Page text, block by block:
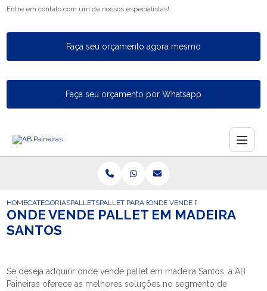
Entre em contato com um de nossos especialistas!
Faça seu orçamento agora mesmo
Faça seu orçamento por Whatsapp
HOMECATEGORIASPALLETSPALLET PARA EXPORTACAOONDE VENDE PALLET EM MADEIRA
ONDE VENDE PALLET EM MADEIRA
SANTOS
Se deseja adquirir onde vende pallet em madeira Santos, a AB
Paineiras oferece as melhores soluções no segmento de